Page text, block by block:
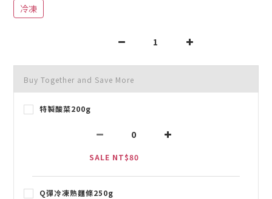
冷凍
Buy Together and Save More
特製酸菜200g
SALE NT$80
Q彈冷凍熟麵條250g